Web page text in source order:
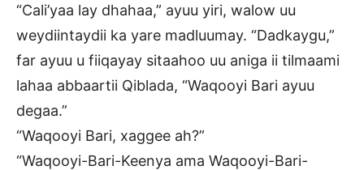
“Cali’yaa lay dhahaa,” ayuu yiri, walow uu
weydiintaydii ka yare madluumay. “Dadkaygu,”
far ayuu u fiiqayay sitaahoo uu aniga ii tilmaami
lahaa abbaartii Qiblada, “Waqooyi Bari ayuu
degaa.”
“Waqooyi Bari, xaggee ah?”
“Waqooyi-Bari-Keenya ama Waqooyi-Bari-